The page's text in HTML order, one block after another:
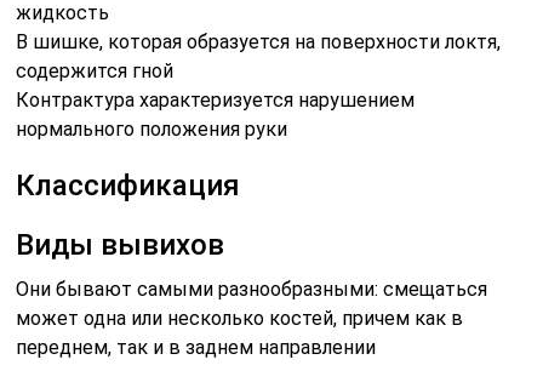
жидкость
В шишке, которая образуется на поверхности локтя,
содержится гной
Контрактура характеризуется нарушением
нормального положения руки
Классификация
Виды вывихов
Они бывают самыми разнообразными: смещаться
может одна или несколько костей, причем как в
переднем, так и в заднем направлении